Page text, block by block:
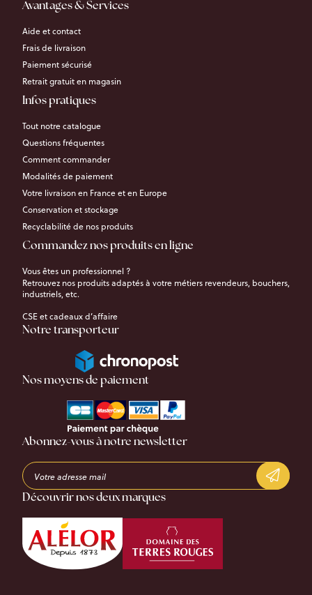
Avantages & Services
Aide et contact
Frais de livraison
Paiement sécurisé
Retrait gratuit en magasin
Infos pratiques
Tout notre catalogue
Questions fréquentes
Comment commander
Modalités de paiement
Votre livraison en France et en Europe
Conservation et stockage
Recyclabilité de nos produits
Commandez nos produits en ligne
Vous êtes un professionnel ?
Retrouvez nos produits adaptés à votre métiers revendeurs, bouchers,
industriels, etc.
CSE et cadeaux d’affaire
Notre transporteur
Nos moyens de paiement
Abonnez-vous à notre newsletter
Découvrir nos deux marques